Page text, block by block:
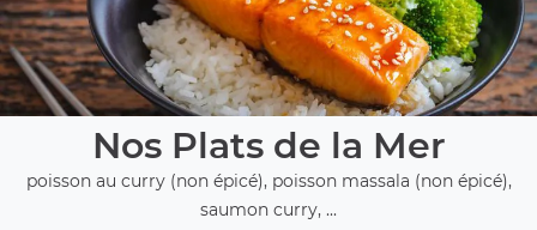
Nos Plats de la Mer
poisson au curry (non épicé), poisson massala (non épicé),
saumon curry, ...